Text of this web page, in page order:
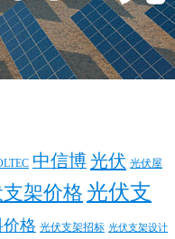
中信博光伏 光伏屋
架价格 光伏支
格 光伏支架招标 光伏支架设计